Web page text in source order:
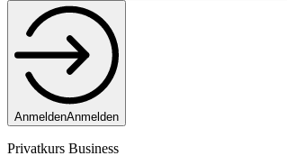
AnmeldenAnmelden
Privatkurs Business